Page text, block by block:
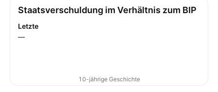
Staatsverschuldung im Verhältnis zum BIP
Letzte
—
10-jährige Geschichte